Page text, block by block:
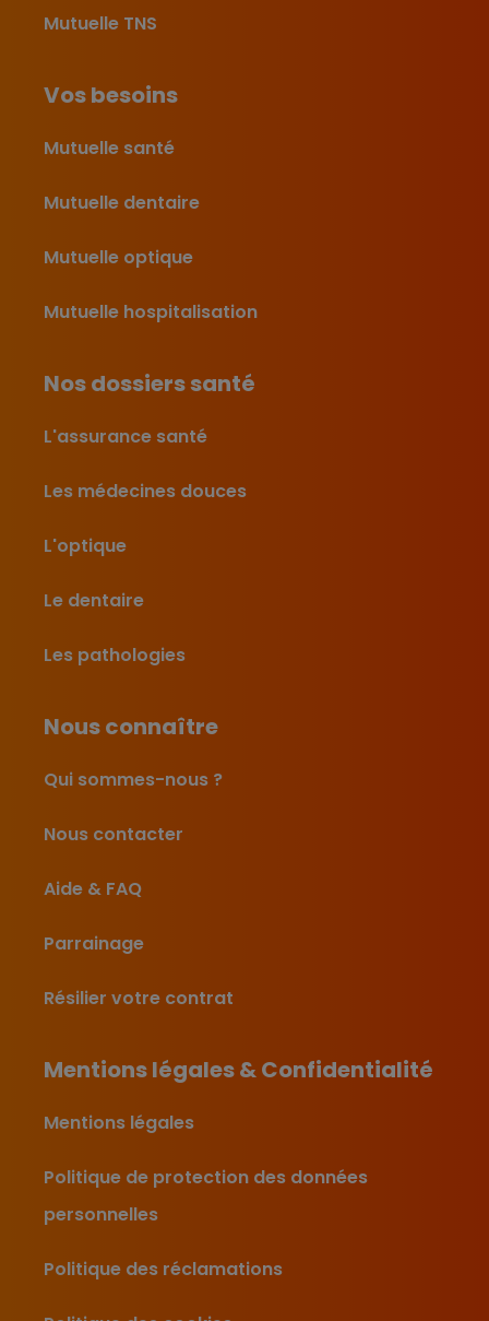
Mutuelle TNS
Vos besoins
Mutuelle santé
Mutuelle dentaire
Mutuelle optique
Mutuelle hospitalisation
Nos dossiers santé
L'assurance santé
Les médecines douces
L'optique
Le dentaire
Les pathologies
Nous connaître
Qui sommes-nous ?
Nous contacter
Aide & FAQ
Parrainage
Résilier votre contrat
Mentions légales & Confidentialité
Mentions légales
Politique de protection des données
personnelles
Politique des réclamations